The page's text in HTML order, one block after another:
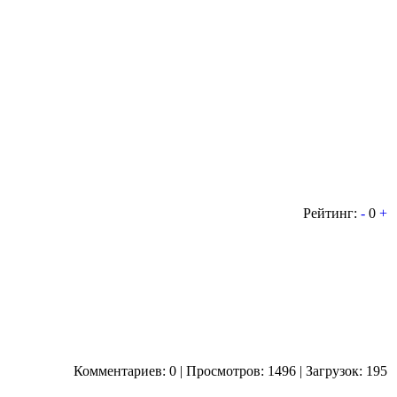
Рейтинг: - 0 +
Комментариев: 0 | Просмотров: 1496 | Загрузок: 195